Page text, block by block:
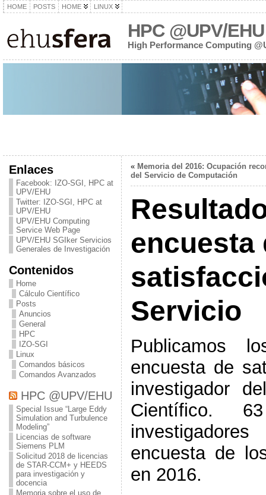
HOME POSTS HOME LINUX
HPC @UPV/EHU
High Performance Computing
Enlaces
Facebook: IZO-SGI, HPC at
UPV/EHU
Twitter: IZO-SGI, HPC at
UPV/EHU
UPV/EHU Computing
Service Web Page
UPV/EHU SGIker Servicios
Generales de Investigación
Contenidos
Home
Cálculo Científico
Posts
Anuncios
General
HPC
IZO-SGI
Linux
Comandos básicos
Comandos Avanzados
HPC @UPV/EHU
Special Issue “Large Eddy
Simulation and Turbulence
Modeling”
Licencias de software
Siemens PLM
Solicitud 2018 de licencias
de STAR-CCM+ y HEEDS
para investigación y
docencia
Memoria sobre el uso de
« Memoria del 2016: Ocupación
del Servicio de Computación
encuesta
Servicio
Publicamos
encuesta de
investigador
Científico.
encuesta de
en 2016.